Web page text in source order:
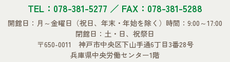
TEL：078-381-5277 ／ FAX：078-381-5288
開館日：月～金曜日 （祝日、年末・年始を除く） 時間：9:00～17:00
閉館日：土・日、祝祭日
〒650-0011 神戸市中央区下山手通6丁目3番28号
兵庫県中央労働センター1階